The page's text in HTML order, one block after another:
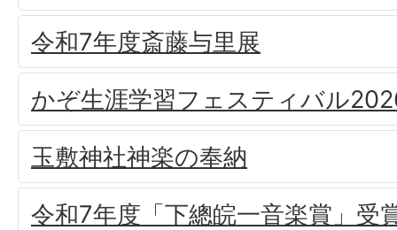
令和7年度斎藤与里展
かぞ生涯学習フェスティバル
玉敷神社神楽の奉納
令和7年度「下總皖一音楽賞」受